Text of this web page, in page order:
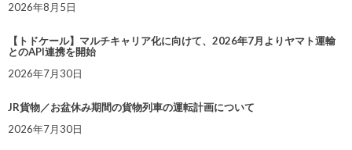
2026年8月5日
【トドケール】マルチキャリア化に向けて、2026年7月よりヤマト運輸
とのAPI連携を開始
2026年7月30日
JR貨物／お盆休み期間の貨物列車の運転計画について
2026年7月30日